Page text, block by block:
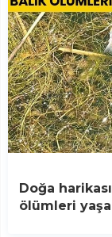
Doğa
ölümleri